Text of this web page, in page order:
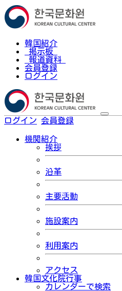
韓国紹介
掲示板
報道資料
会員登録
ログイン
ログイン 会員登録
機関紹介
挨拶
沿革
主要活動
施設案内
利用案内
アクセス
韓国文化院行事
カレンダーで検索